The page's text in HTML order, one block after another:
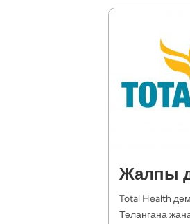
Жалпы
Total Health
Телангана